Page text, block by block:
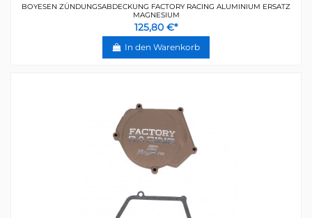
BOYESEN ZÜNDUNGSABDECKUNG FACTORY RACING ALUMINIUM ERSATZ
MAGNESIUM
125,80 €*
In den Warenkorb